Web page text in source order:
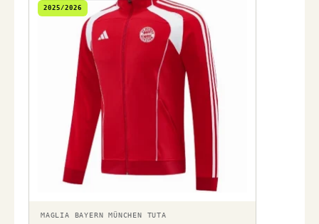
2025/2026
MAGLIA BAYERN MÜNCHEN TUTA